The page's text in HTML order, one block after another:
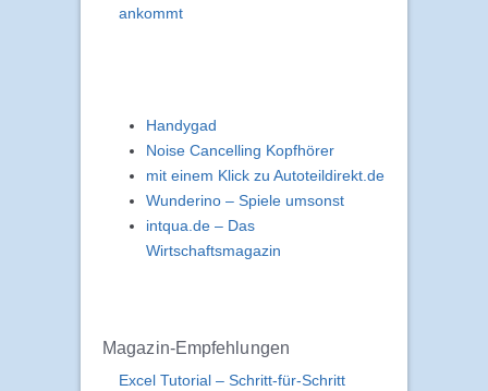
ankommt
Handygad
Noise Cancelling Kopfhörer
mit einem Klick zu Autoteildirekt.de
Wunderino – Spiele umsonst
intqua.de – Das
Wirtschaftsmagazin
Magazin-Empfehlungen
Excel Tutorial – Schritt-für-Schritt